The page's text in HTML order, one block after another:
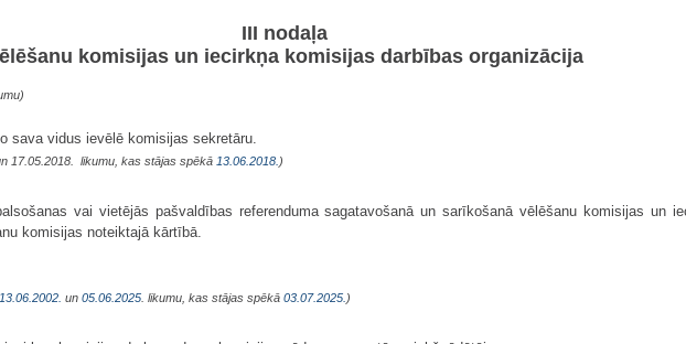
III nodaļa
komisijas un iecirkņa komisijas darbības organizācija
sava vidus ievēlē komisijas sekretāru.
17.05.2018. likumu, kas stājas spēkā 13.06.2018. )
vai vietējās pašvaldības referenduma sagatavošanā un sarīkošanā vēlēšanu komisijas un
komisijas noteiktajā kārtībā.
13.06.2002. un 05.06.2025 . likumu, kas stājas spēkā 03.07.2025. )